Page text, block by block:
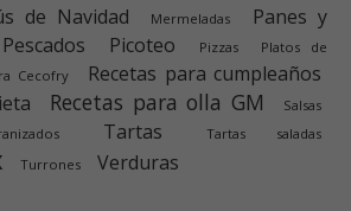
de Navidad Mermeladas
Panes y
Pescados Picoteo Pizzas
Platos de
Cecofry
Recetas para cumpleaños
Recetas para olla GM
Salsas
Tartas Tartas saladas
Turrones Verduras